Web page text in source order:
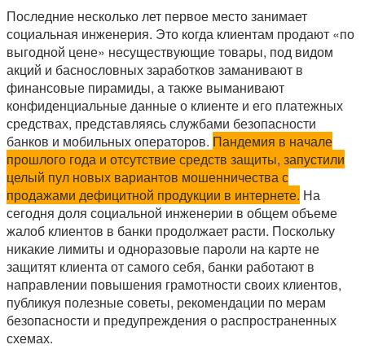
Последние несколько лет первое место занимает
социальная инженерия. Это когда клиентам продают «по
выгодной цене» несуществующие товары, под видом
акций и баснословных заработков заманивают в
финансовые пирамиды, а также выманивают
конфиденциальные данные о клиенте и его платежных
средствах, представляясь службами безопасности
банков и мобильных операторов. Пандемия в начале
прошлого года и отсутствие средств защиты, запустили
целый пул новых вариантов мошенничества с
продажами дефицитной продукции в интернете. На
сегодня доля социальной инженерии в общем объеме
жалоб клиентов в банки продолжает расти. Поскольку
никакие лимиты и одноразовые пароли на карте не
защитят клиента от самого себя, банки работают в
направлении повышения грамотности своих клиентов,
публикуя полезные советы, рекомендации по мерам
безопасности и предупреждения о распространенных
схемах.